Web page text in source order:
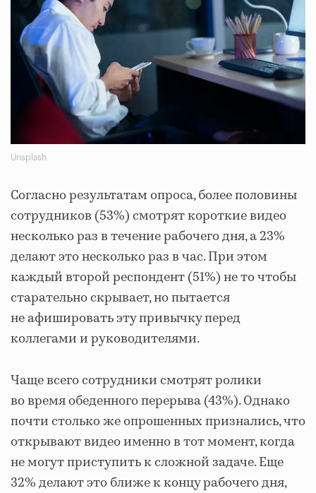
Unsplash
Согласно результатам опроса, более половины
сотрудников (53%) смотрят короткие видео
несколько раз в течение рабочего дня, а 23%
делают это несколько раз в час. При этом
каждый второй респондент (51%) не то чтобы
старательно скрывает, но пытается
не афишировать эту привычку перед
коллегами и руководителями.
Чаще всего сотрудники смотрят ролики
во время обеденного перерыва (43%). Однако
почти столько же опрошенных признались, что
открывают видео именно в тот момент, когда
не могут приступить к сложной задаче. Еще
32% делают это ближе к концу рабочего дня,